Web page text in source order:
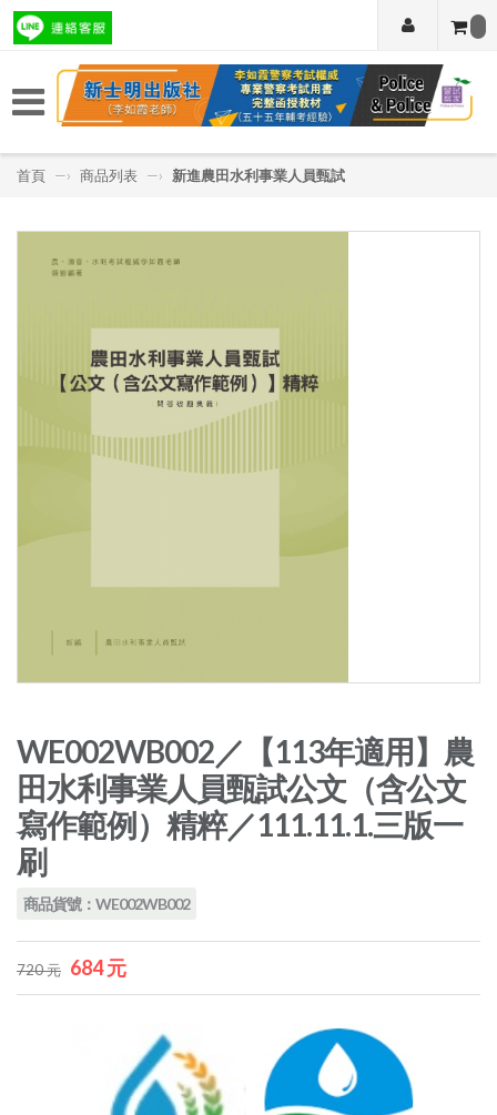
首頁 —› 商品列表 —› 新進農田水利事業人員甄試
WE002WB002／【113年適用】農
田水利事業人員甄試公文（含公文
寫作範例）精粹／111.11.1.三版一
刷
商品貨號：WE002WB002
720 元 684 元